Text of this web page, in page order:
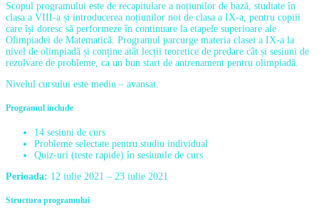
Scopul programului este de recapitulare a noțiunilor de bază, studiate în
clasa a VIII-a și introducerea noțiunilor noi de clasa a IX-a, pentru copiii
care își doresc să performeze în continuare la etapele superioare ale
Olimpiadei de Matematică. Programul parcurge materia clasei a IX-a la
nivel de olimpiadă și conține atât lecții teoretice de predare cât și sesiuni de
rezolvare de probleme, ca un bun start de antrenament pentru olimpiadă.
Nivelul cursului este mediu – avansat.
Programul include
14 sesiuni de curs
Probleme selectate pentru studiu individual
Quiz-uri (teste rapide) în sesiunile de curs
Perioada: 12 iulie 2021 – 23 iulie 2021
Structura programului